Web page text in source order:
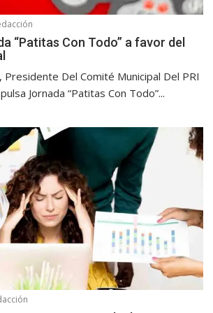
“Patitas Con Todo” a favor del
Presidente Del Comité Municipal Del PRI
Jornada “Patitas Con Todo”...